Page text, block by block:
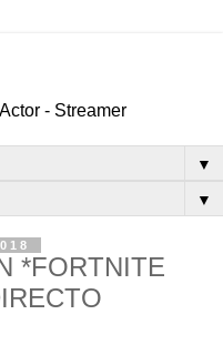
- Streamer
▼
▼
*FORTNITE